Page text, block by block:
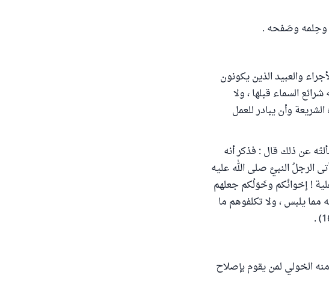
وحِلمه وصَفحه .
والعبيد الذين يكونون
السماء قبلها ، ولا
وأن يبادر للعمل
عن ذلك قال : فذكر أنه
الرجلُ النبيَّ صلى الله عليه
! إخوانُكم وخَوَلُكم جعلهم
يلبس ، ولا تكلفوهم ما
الخولي لمن يقوم بإصلاح